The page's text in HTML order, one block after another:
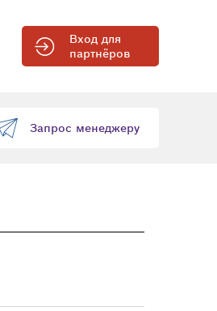
Вход для
партнёров
Запрос менеджеру